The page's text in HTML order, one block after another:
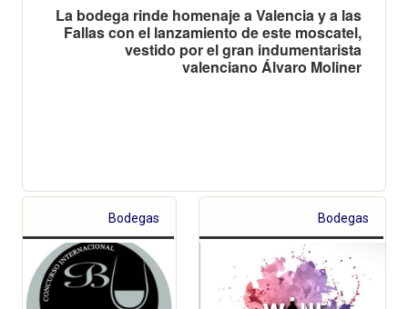
La bodega rinde homenaje a Valencia y a las
Fallas con el lanzamiento de este moscatel,
vestido por el gran indumentarista
valenciano Álvaro Moliner
Bodegas Bodegas